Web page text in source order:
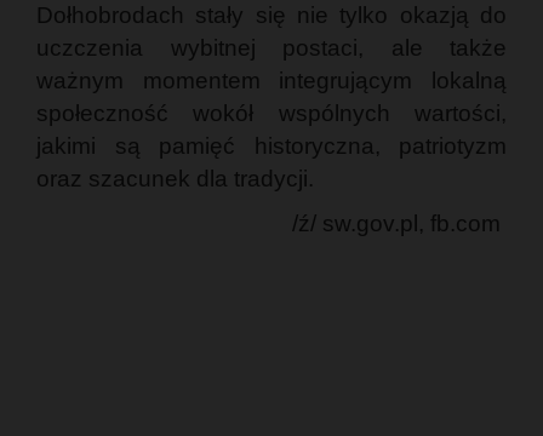
Dołhobrodach stały się nie tylko okazją do
uczczenia wybitnej postaci, ale także
ważnym momentem integrującym lokalną
społeczność wokół wspólnych wartości,
jakimi są pamięć historyczna, patriotyzm
oraz szacunek dla tradycji.
/ź/ sw.gov.pl, fb.com